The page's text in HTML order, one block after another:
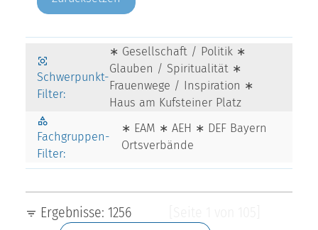
Schwerpunkt-
Filter:
∗ Gesellschaft / Politik ∗
Glauben / Spiritualität ∗
Frauenwege / Inspiration ∗
Haus am Kufsteiner Platz
Fachgruppen-
Filter:
∗ EAM ∗ AEH ∗ DEF Bayern
Ortsverbände
Ergebnisse: 1256